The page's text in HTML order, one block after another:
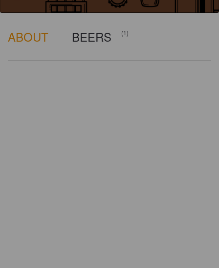
ABOUT BEERS (1)